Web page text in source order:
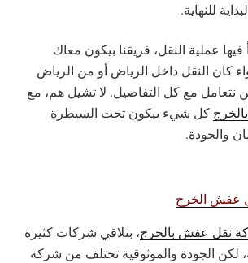
للنهاية.
عملية النقل، فريقنا بيكون معاك
كان النقل داخل الرياض أو من الرياض
نتعامل مع كل التفاصيل. لا تشيل هم، مع
كل شيء بيكون تحت السيطرة
والجودة.
عفش الخرج
نقل عفش بالخرج، بتلاقي شركات كثيرة
لكن الجودة والموثوقية تختلف من شركة